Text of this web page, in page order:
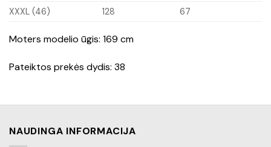
XXXL (46)
128 67
Moters modelio ūgis: 169 cm
Pateiktos prekės dydis: 38
NAUDINGA INFORMACIJA